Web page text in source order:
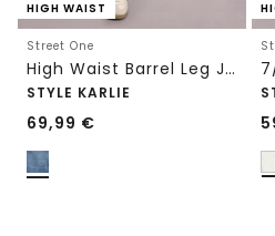
HIGH WAIST
Street One
High Waist Barrel Leg Jeans im Loose Fit
STYLE KARLIE
69,99 €